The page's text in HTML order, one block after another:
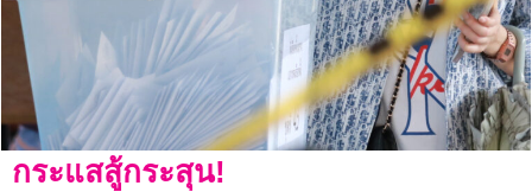
กระแสสู้กระสุน!